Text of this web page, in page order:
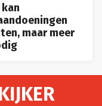
maar meer